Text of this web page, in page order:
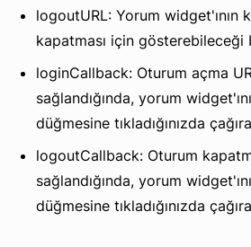
logoutURL: Yorum widget'ının
kapatması için gösterebileceği
loginCallback: Oturum açma
sağlandığında, yorum
düğmesine tıkladığınızda
logoutCallback: Oturum
sağlandığında, yorum
düğmesine tıkladığınızda